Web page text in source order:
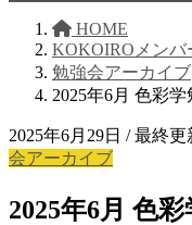
HOME
KOKOIROメンバ
勉強会アーカイブ
2025年6月 色彩
2025年6月29日 / 最終更
会アーカイブ
2025年6月 色